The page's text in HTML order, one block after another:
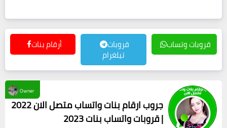
أرقام بنات قروبات
تيلغرام
قروبات وتساب
جروب ارقام بنات واتساب متصل الان 2022
| قروبات واتساب بنات 2023
Owner